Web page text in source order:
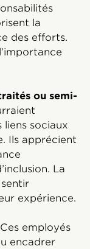
la
des efforts.
ou semi-
sociaux
Ils apprécient
La
expérience.
Ces employés
encadrer